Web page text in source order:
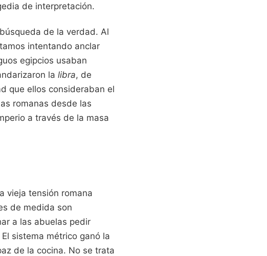
de interpretación.
de la verdad. Al
intentando anclar
egipcios usaban
la libra, de
que ellos consideraban el
romanas desde las
a través de la masa
vieja tensión romana
de medida son
a las abuelas pedir
sistema métrico ganó la
de la cocina. No se trata